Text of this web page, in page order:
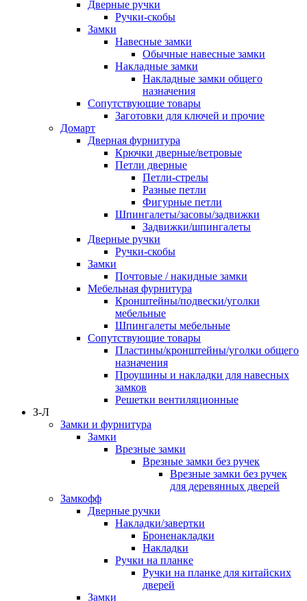
Дверные ручки
Ручки-скобы
Замки
Навесные замки
Обычные навесные замки
Накладные замки
Накладные замки общего
назначения
Сопутствующие товары
Заготовки для ключей и прочие
Домарт
Дверная фурнитура
Крючки дверные/ветровые
Петли дверные
Петли-стрелы
Разные петли
Фигурные петли
Шпингалеты/засовы/задвижки
Задвижки/шпингалеты
Дверные ручки
Ручки-скобы
Замки
Почтовые / накидные замки
Мебельная фурнитура
Кронштейны/подвески/уголки
мебельные
Шпингалеты мебельные
Сопутствующие товары
Пластины/кронштейны/уголки общего
назначения
Проушины и накладки для навесных
замков
Решетки вентиляционные
З-Л
Замки и фурнитура
Замки
Врезные замки
Врезные замки без ручек
Врезные замки без ручек
для деревянных дверей
Замкофф
Дверные ручки
Накладки/завертки
Броненакладки
Накладки
Ручки на планке
Ручки на планке для китайских
дверей
Замки